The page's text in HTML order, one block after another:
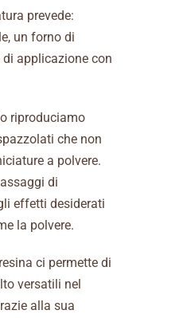
prevede:
un forno di
applicazione con
riproduciamo
che non
a polvere.
di
effetti desiderati
la polvere.
ci permette di
versatili nel
alla sua